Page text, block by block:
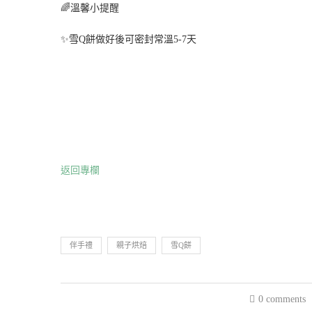
🌈溫馨小提醒
✨雪Q餅做好後可密封常溫5-7天
返回專欄
伴手禮 親子烘焙 雪Q餅
0 comments